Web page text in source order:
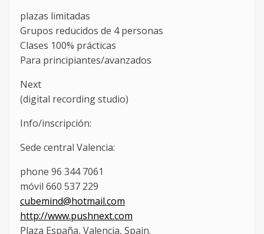
plazas limitadas
Grupos reducidos de 4 personas
Clases 100% prácticas
Para principiantes/avanzados
Next
(digital recording studio)
Info/inscripción:
Sede central Valencia:
phone 96 344 7061
móvil 660 537 229
cubemind@hotmail.com
http://www.pushnext.com
Plaza España, Valencia, Spain.